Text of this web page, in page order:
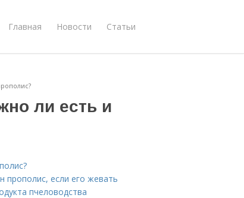
Главная Новости Статьи
ли есть и
прополис, если его жевать
пчеловодства